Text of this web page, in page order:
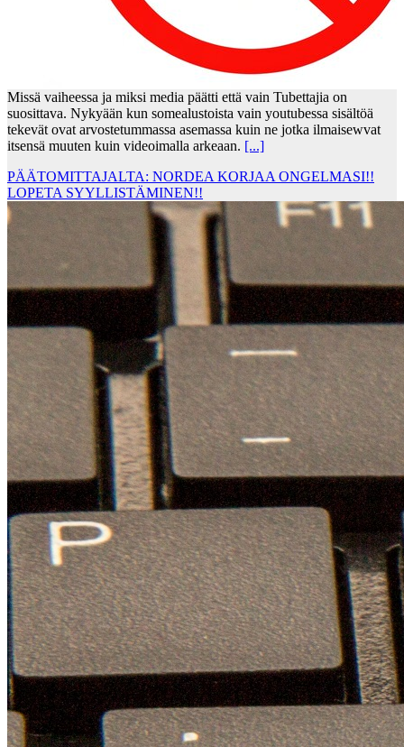
Missä vaiheessa ja miksi media päätti että vain Tubettajia on
suosittava. Nykyään kun somealustoista vain youtubessa sisältöä
tekevät ovat arvostetummassa asemassa kuin ne jotka ilmaisewvat
itsensä muuten kuin videoimalla arkeaan. [...]
PÄÄTOMITTAJALTA: NORDEA KORJAA ONGELMASI!!
LOPETA SYYLLISTÄMINEN!!